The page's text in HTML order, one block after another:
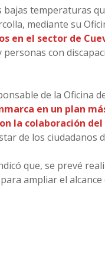
bajas temperaturas
mediante su
en el sector de
con
de la Oficina
en un plan
la colaboración
de los ciudadanos
que, se prevé
ampliar el alcance